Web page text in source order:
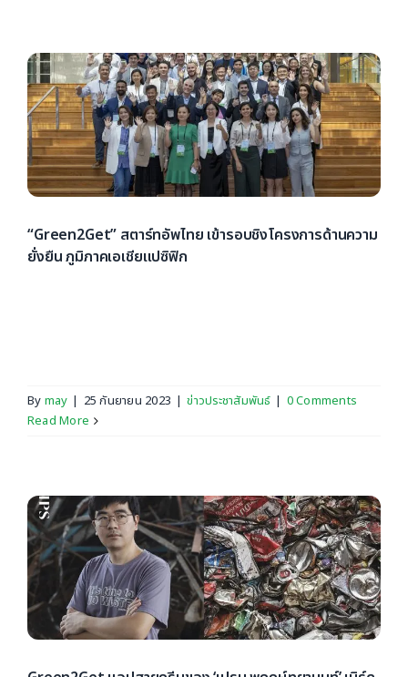
“Green2Get” สตาร์ทอัพไทย เข้ารอบชิงโครงการด้านความ
ยั่งยืน ภูมิภาคเอเชียแปซิฟิก
By may | 25 กันยายน 2023 | ข่าวประชาสัมพันธ์ | 0 Comments
Read More